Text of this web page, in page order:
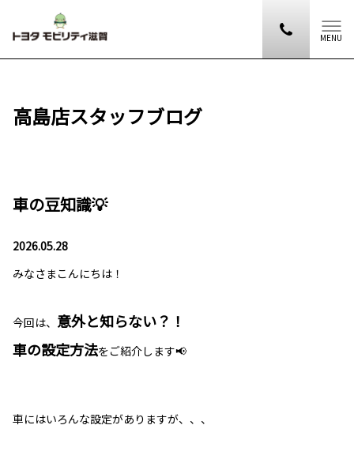
MENU
高島店スタッフブログ
車の豆知識💡
2026.05.28
みなさまこんにちは！
今回は、 意外と知らない？！
車の設定方法をご紹介します📢
車にはいろんな設定がありますが、、、